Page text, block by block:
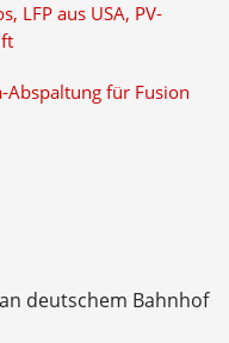
LFP aus USA, PV-
Abspaltung für Fusion
deutschem Bahnhof